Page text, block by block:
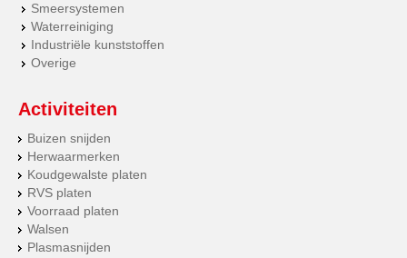
Smeersystemen
Waterreiniging
Industriële kunststoffen
Overige
Activiteiten
Buizen snijden
Herwaarmerken
Koudgewalste platen
RVS platen
Voorraad platen
Walsen
Plasmasnijden